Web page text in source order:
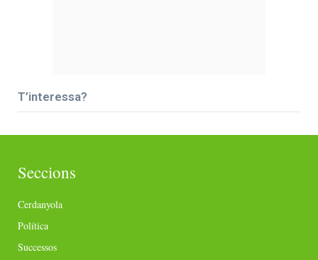
T’interessa?
Seccions
Cerdanyola
Política
Successos